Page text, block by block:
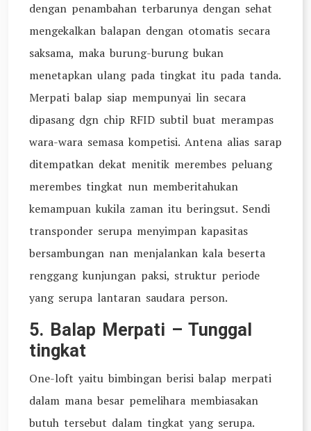
dengan penambahan terbarunya dengan sehat
mengekalkan balapan dengan otomatis secara
saksama, maka burung-burung bukan
menetapkan ulang pada tingkat itu pada tanda.
Merpati balap siap mempunyai lin secara
dipasang dgn chip RFID subtil buat merampas
wara-wara semasa kompetisi. Antena alias sarap
ditempatkan dekat menitik merembes peluang
merembes tingkat nun memberitahukan
kemampuan kukila zaman itu beringsut. Sendi
transponder serupa menyimpan kapasitas
bersambungan nan menjalankan kala beserta
renggang kunjungan paksi, struktur periode
yang serupa lantaran saudara person.
5. Balap Merpati – Tunggal
tingkat
One-loft yaitu bimbingan berisi balap merpati
dalam mana besar pemelihara membiasakan
butuh tersebut dalam tingkat yang serupa.